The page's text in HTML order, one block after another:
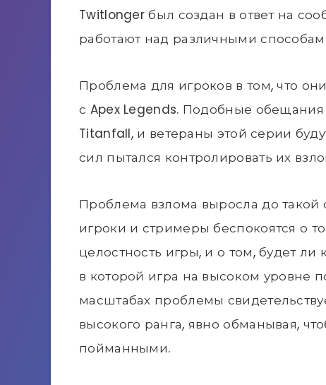
Twitlonger был создан в ответ на
работают над различными
Проблема для игроков в том, что
с Apex Legends. Подобные
Titanfall, и ветераны этой серии
сил пытался контролировать их
Проблема взлома выросла до такой
игроки и стримеры беспокоятся о
целостность игры, и о том, будет
в которой игра на высоком уровне
масштабах проблемы
высокого ранга, явно обманывая,
пойманными.